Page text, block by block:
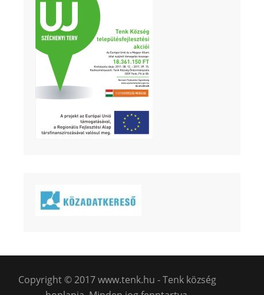
Copyright © 2017 www.tenk.hu - Tenk község